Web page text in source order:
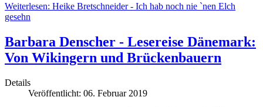
Weiterlesen: Heike Bretschneider - Ich hab noch nie `nen Elch
gesehn
Barbara Denscher - Lesereise Dänemark:
Von Wikingern und Brückenbauern
Details
Veröffentlicht: 06. Februar 2019